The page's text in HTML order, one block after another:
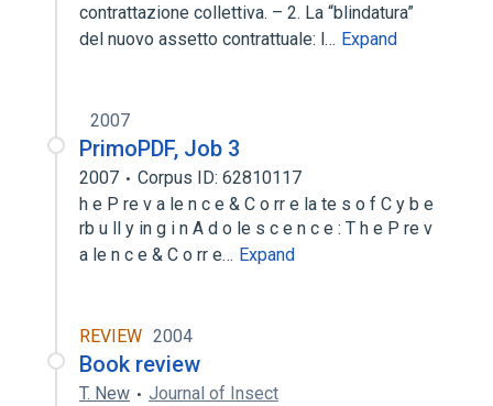
contrattazione collettiva. – 2. La “blindatura”
del nuovo assetto contrattuale: l… Expand
2007
PrimoPDF, Job 3
2007
Corpus ID: 62810117
h e P re v a le n c e & C o rr e la te s o f C y b e
rb u ll y in g i n A d o le s c e n c e : T h e P re v
a le n c e & C o rr e… Expand
REVIEW 2004
Book review
T. New
Journal of Insect